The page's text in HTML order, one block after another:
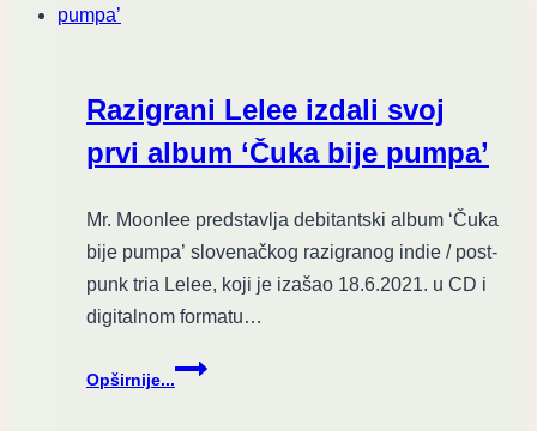
Cure
Razigrani Lelee izdali svoj
prvi album ‘Čuka bije pumpa’
Mr. Moonlee predstavlja debitantski album ‘Čuka
bije pumpa’ slovenačkog razigranog indie / post-
punk tria Lelee, koji je izašao 18.6.2021. u CD i
digitalnom formatu…
Opširnije...
Razigrani
Lelee